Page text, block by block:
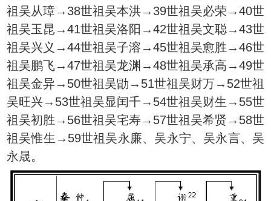
祖吴从璋→38世祖吴本洪→39世祖吴必荣→40世
祖吴玉昆→41世祖吴洛阳→42世祖吴文聪→43世
祖吴兴义→44世祖吴子溶→45世祖吴愈胜→46世
祖吴鹏飞→47世祖吴龙渊→48世祖吴承高→49世
祖吴金异→50世祖吴勖→51世祖吴财万→52世祖
吴旺兴→53世祖吴显闰千→54世祖吴财生→55世
祖吴初胜→56世祖吴宅寿→57世祖吴希贤→58世
祖吴惟生→59世祖吴永廉、吴永宁、吴永言、吴
永晟。